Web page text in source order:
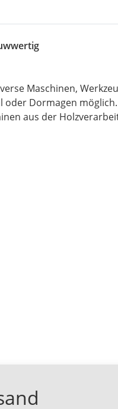
Maschinen,
oder Dormagen möglich.
aus der